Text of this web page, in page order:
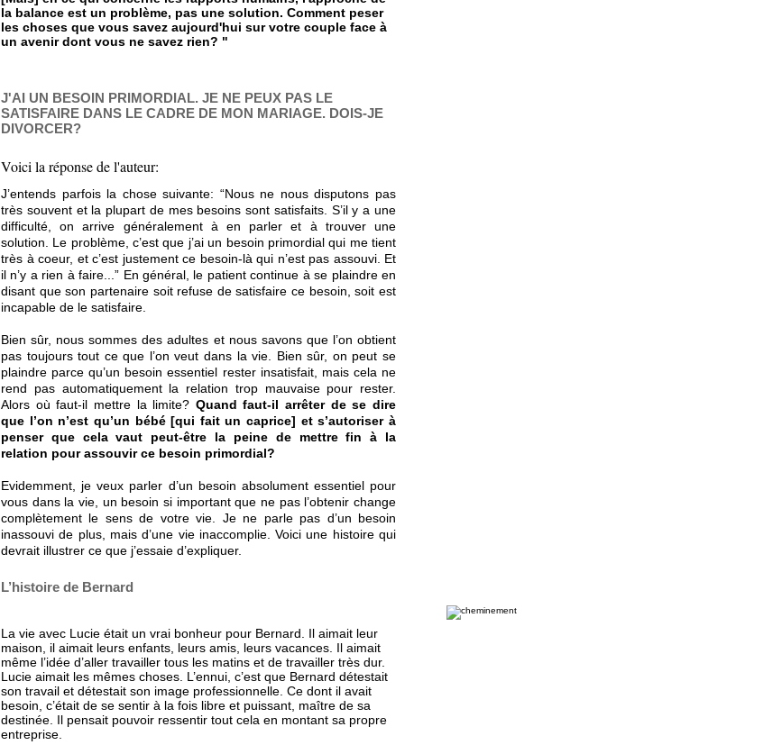
la balance est un problème, pas une solution. Comment peser
les choses que vous savez aujourd'hui sur votre couple face à
un avenir dont vous ne savez rien? "
J'AI UN BESOIN PRIMORDIAL. JE NE PEUX PAS LE
SATISFAIRE DANS LE CADRE DE MON MARIAGE. DOIS-JE
DIVORCER?
Voici la réponse de l'auteur:
J’entends parfois la chose suivante: “Nous ne nous disputons pas
très souvent et la plupart de mes besoins sont satisfaits. S’il y a une
difficulté, on arrive généralement à en parler et à trouver une
solution. Le problème, c’est que j’ai un besoin primordial qui me tient
très à coeur, et c’est justement ce besoin-là qui n’est pas assouvi. Et
il n’y a rien à faire...” En général, le patient continue à se plaindre en
disant que son partenaire soit refuse de satisfaire ce besoin, soit est
incapable de le satisfaire.
Bien sûr, nous sommes des adultes et nous savons que l’on obtient
pas toujours tout ce que l’on veut dans la vie. Bien sûr, on peut se
plaindre parce qu’un besoin essentiel rester insatisfait, mais cela ne
rend pas automatiquement la relation trop mauvaise pour rester.
Alors où faut-il mettre la limite? Quand faut-il arrêter de se dire
que l’on n’est qu’un bébé [qui fait un caprice] et s’autoriser à
penser que cela vaut peut-être la peine de mettre fin à la
relation pour assouvir ce besoin primordial?
Evidemment, je veux parler d’un besoin absolument essentiel pour
vous dans la vie, un besoin si important que ne pas l’obtenir change
complètement le sens de votre vie. Je ne parle pas d’un besoin
inassouvi de plus, mais d’une vie inaccomplie. Voici une histoire qui
devrait illustrer ce que j’essaie d’expliquer.
L’histoire de Bernard
La vie avec Lucie était un vrai bonheur pour Bernard. Il aimait leur
maison, il aimait leurs enfants, leurs amis, leurs vacances. Il aimait
même l’idée d’aller travailler tous les matins et de travailler très dur.
Lucie aimait les mêmes choses. L’ennui, c’est que Bernard détestait
son travail et détestait son image professionnelle. Ce dont il avait
besoin, c’était de se sentir à la fois libre et puissant, maître de sa
destinée. Il pensait pouvoir ressentir tout cela en montant sa propre
entreprise.